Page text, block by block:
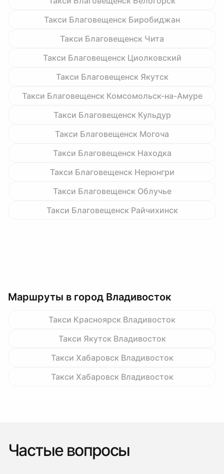
Такси Благовещенск Биробиджан
Такси Благовещенск Чита
Такси Благовещенск Циолковский
Такси Благовещенск Якутск
Такси Благовещенск Комсомольск-на-Амуре
Такси Благовещенск Кульдур
Такси Благовещенск Могоча
Такси Благовещенск Находка
Такси Благовещенск Нерюнгри
Такси Благовещенск Облучье
Такси Благовещенск Райчихинск
Маршруты в город Владивосток
Такси Красноярск Владивосток
Такси Якутск Владивосток
Такси Хабаровск Владивосток
Такси Хабаровск Владивосток
Частые вопросы